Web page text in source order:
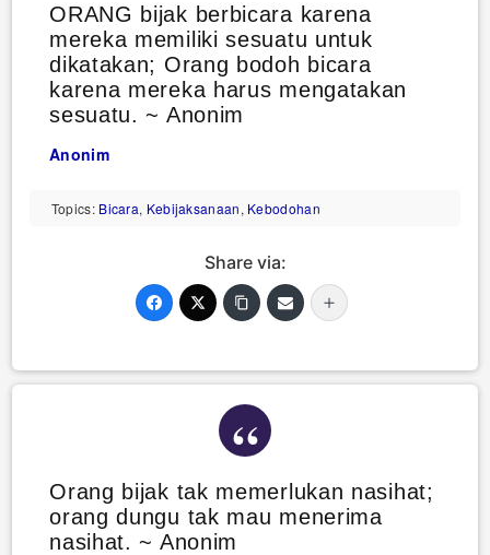
ORANG bijak berbicara karena
mereka memiliki sesuatu untuk
dikatakan; Orang bodoh bicara
karena mereka harus mengatakan
sesuatu. ~ Anonim
Anonim
Topics: Bicara, Kebijaksanaan, Kebodohan
Share via:
Orang bijak tak memerlukan nasihat;
orang dungu tak mau menerima
nasihat. ~ Anonim